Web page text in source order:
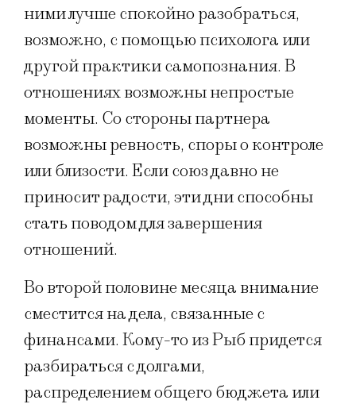
ними лучше спокойно разобраться,
возможно, с помощью психолога или
другой практики самопознания. В
отношениях возможны непростые
моменты. Со стороны партнера
возможны ревность, споры о контроле
или близости. Если союз давно не
приносит радости, эти дни способны
стать поводом для завершения
отношений.
Во второй половине месяца внимание
сместится на дела, связанные с
финансами. Кому-то из Рыб придется
разбираться с долгами,
распределением общего бюджета или